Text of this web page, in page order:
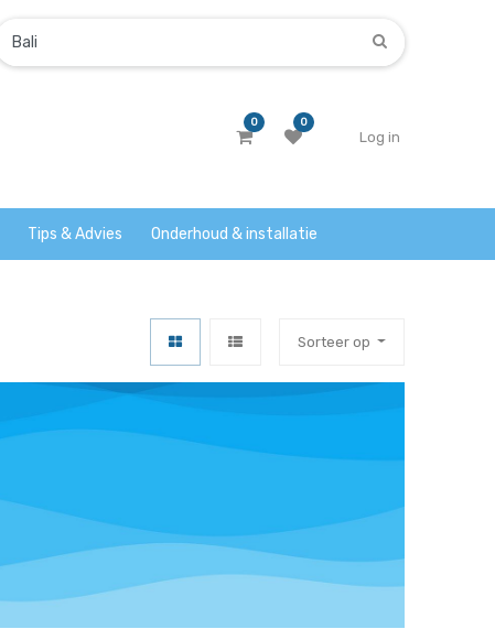
0 0
Log in
Tips & Advies Onderhoud & installatie
Sorteer op